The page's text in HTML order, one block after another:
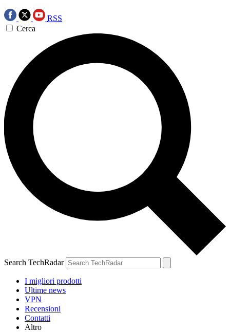
RSS
Cerca
Search TechRadar
I migliori prodotti
Ultime news
VPN
Recensioni
Contatti
Altro